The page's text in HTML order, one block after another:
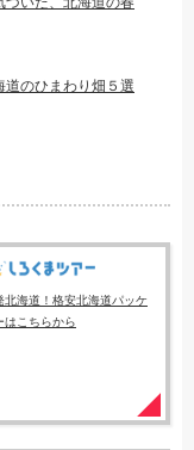
道のひまわり畑５選
北海道！格安北海道パッケ
はこちらから